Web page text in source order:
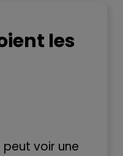
les
voir une